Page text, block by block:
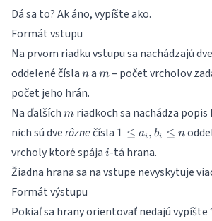
Dá sa to? Ak áno, vypíšte ako.
Formát vstupu
Na prvom riadku vstupu sa nachádzajú
oddelené čísla n
na m
m– počet vrcholov
počet jeho hrán.
Na ďalších m
m riadkoch sa nachádza popis
nich sú dverôznečísla 1
\leq
a_i,
b_i
1 ≤ ai, bi ≤ n
vrcholy ktoré spája i
i-tá hrana.
Žiadna hrana sa na vstupe nevyskytuje
Formát výstupu
Pokiaľ sa hrany orientovať nedajú vypíšte